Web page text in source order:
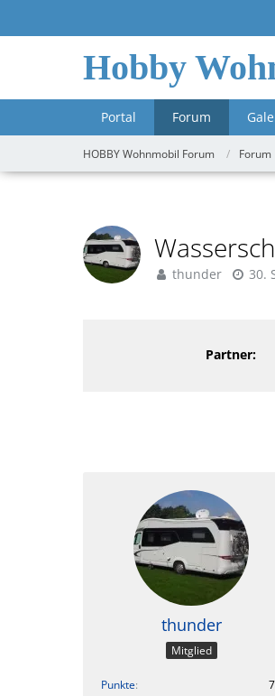
Hobby
Portal Forum
HOBBY Wohnmobil Forum Forum
thunder 30.
Partner:
thunder
Mitglied
Punkte